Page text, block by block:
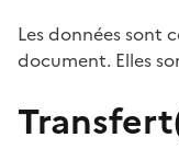
Les données sont
document. Elles